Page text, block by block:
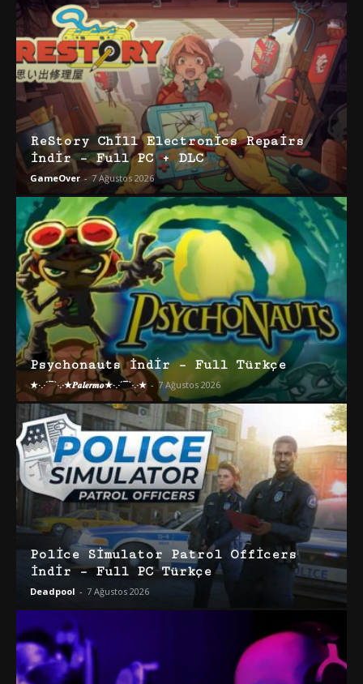
ReStory Chill Electronics Repairs
İndir – Full PC + DLC
GameOver - 7 Ağustos 2026
Psychonauts İndir – Full Türkçe
★·.·´¯`·.·★𝑷𝒂𝒍𝒆𝒓𝒎𝒐★·.·´¯`·.·★ - 7 Ağustos 2026
Police Simulator Patrol Officers
İndir – Full PC Türkçe
Deadpool - 7 Ağustos 2026